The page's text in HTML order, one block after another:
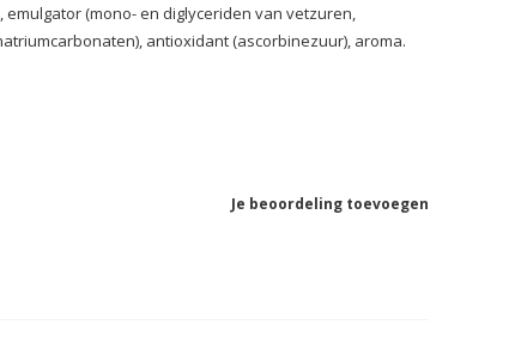
, emulgator (mono- en diglyceriden van vetzuren,
antioxidant (ascorbinezuur), aroma.
Je beoordeling toevoegen